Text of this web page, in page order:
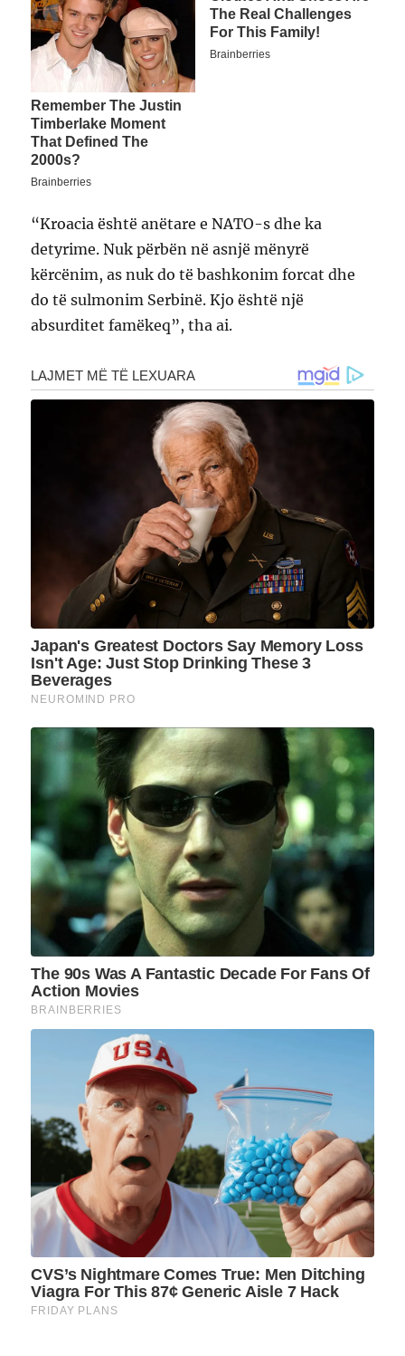
“Kroacia është anëtare e NATO-s dhe ka
detyrime. Nuk përbën në asnjë mënyrë
kërcënim, as nuk do të bashkonim forcat dhe
do të sulmonim Serbinë. Kjo është një
absurditet famëkeq”, tha ai.